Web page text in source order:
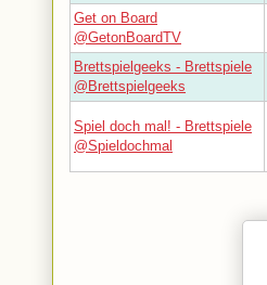
Get on Board
@GetonBoardTV
Brettspielgeeks - Brettspiele
@Brettspielgeeks
Spiel doch mal! - Brettspiele
@Spieldochmal